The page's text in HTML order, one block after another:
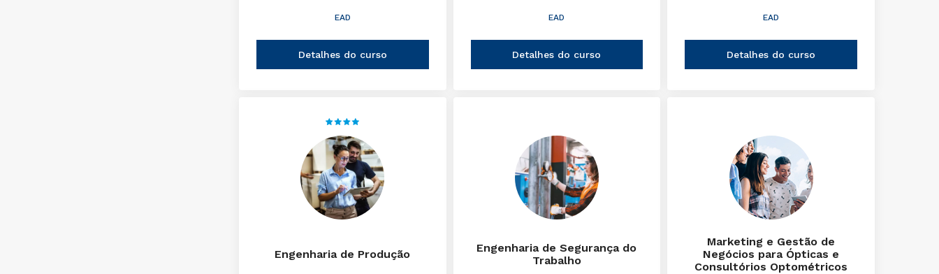
EAD
Detalhes do curso
EAD
Detalhes do curso
EAD
Detalhes do curso
Engenharia de Produção
Engenharia de Segurança do
Trabalho
Marketing e Gestão de
Negócios para Ópticas e
Consultórios Optométricos